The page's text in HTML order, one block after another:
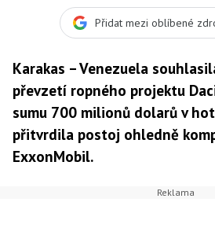
Přidat mezi oblíbené
Karakas – Venezuela
převzetí ropného projektu
sumu 700 milionů dolarů v
přitvrdila postoj ohledně
ExxonMobil.